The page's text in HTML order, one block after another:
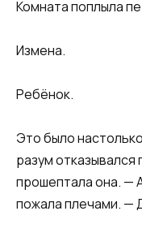
Комната поплыла
Измена.
Ребёнок.
Это было
разум
прошептала она. —
пожала плечами. —